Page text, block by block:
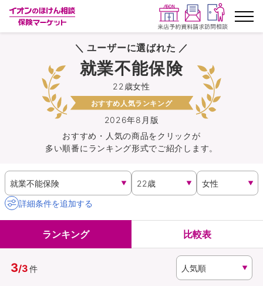
ランキングから探す
保険を比較する
保険会社から探す
イオンカード会員さま専用保険
キャンペーン一覧
イオングループ従業員さま向け
＼ ユーザーに選ばれた ／
2026年8月版
22歳女性
就業不能保険
おすすめ人気ランキング
おすすめ・人気の商品をクリックが
多い順番にランキング形式でご紹介します。
詳細条件を追加する
ランキング 比較表
3/3件